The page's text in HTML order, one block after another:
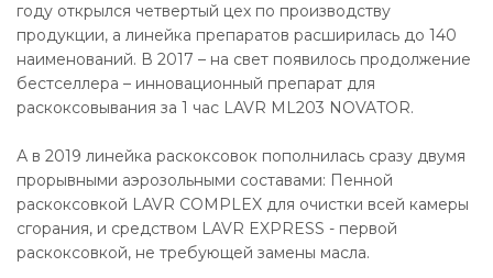
году открылся четвертый цех по производству
продукции, а линейка препаратов расширилась до 140
наименований. В 2017 – на свет появилось продолжение
бестселлера – инновационный препарат для
раскоксовывания за 1 час LAVR ML203 NOVATOR.
А в 2019 линейка раскоксовок пополнилась сразу двумя
прорывными аэрозольными составами: Пенной
раскоксовкой LAVR COMPLEX для очистки всей камеры
сгорания, и средством LAVR EXPRESS - первой
раскоксовкой, не требующей замены масла.